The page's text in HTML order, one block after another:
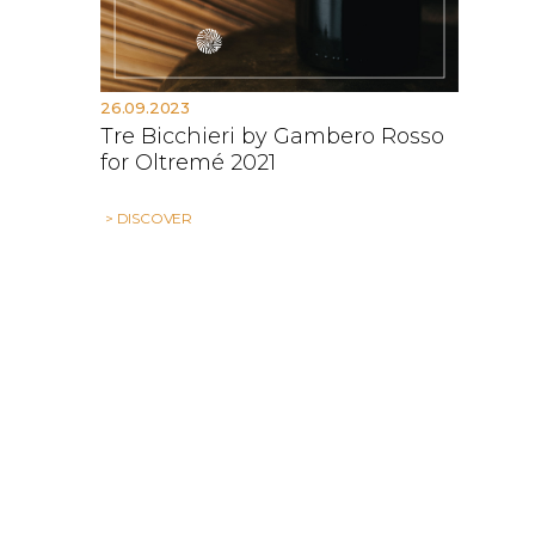
26.09.2023
Tre Bicchieri by Gambero Rosso
for Oltremé 2021
> DISCOVER